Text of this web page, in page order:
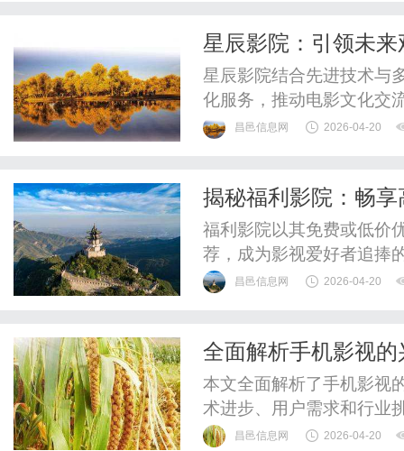
星辰影院：引领未
星辰影院结合先进技术与
化服务，推动电影文化交
昌邑信息网 2026-04-20
揭秘福利影院：畅
福利影院以其免费或低价
荐，成为影视爱好者追捧
昌邑信息网 2026-04-20
全面解析手机影视
本文全面解析了手机影视
术进步、用户需求和行业
前景。昌邑信息网 2026-04-20